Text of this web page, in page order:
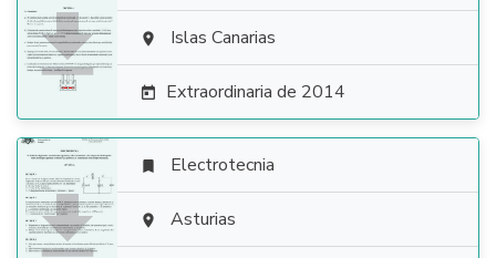
  Islas Canarias
 Extraordinaria de 2014

 Electrotecnia
 Asturias